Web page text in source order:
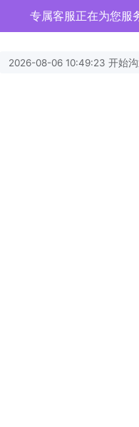
专属客服正在为您服
2026-08-06 10:49:23 开始沟